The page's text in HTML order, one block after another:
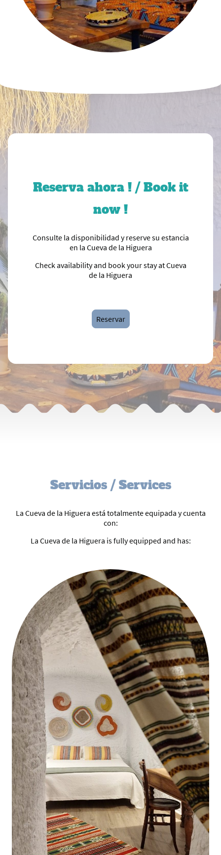
Reserva ahora ! / Book it
now !
Consulte la disponibilidad y reserve su estancia
en la Cueva de la Higuera
Check availability and book your stay at Cueva
de la Higuera
Reservar
Servicios / Services
La Cueva de la Higuera está totalmente equipada y cuenta
con:
La Cueva de la Higuera is fully equipped and has: